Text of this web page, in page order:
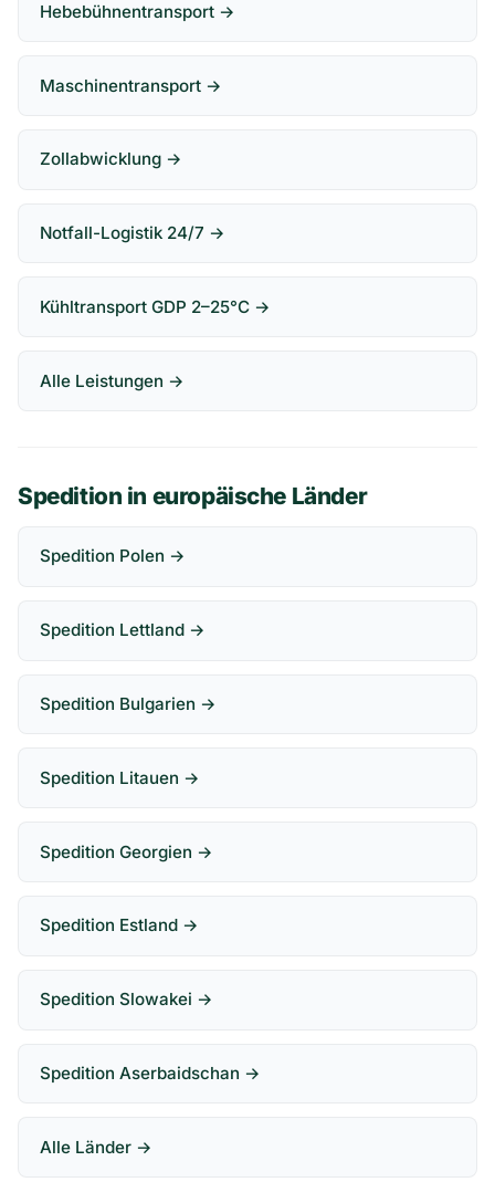
Hebebühnentransport →
Maschinentransport →
Zollabwicklung →
Notfall-Logistik 24/7 →
Kühltransport GDP 2–25°C →
Alle Leistungen →
Spedition in europäische Länder
Spedition Polen →
Spedition Lettland →
Spedition Bulgarien →
Spedition Litauen →
Spedition Georgien →
Spedition Estland →
Spedition Slowakei →
Spedition Aserbaidschan →
Alle Länder →